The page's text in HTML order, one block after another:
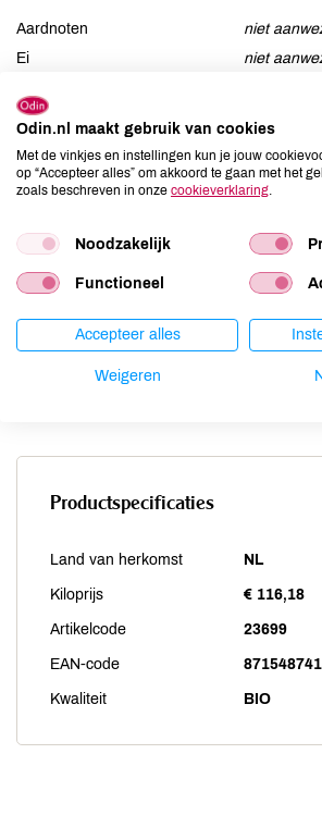
Aardnoten
niet
Ei
niet
Lactose
Lupine
niet
Mosterd
niet
Schaaldieren
niet
Selderij
niet
Sesam
niet
Soja
niet
Vis
niet
Weekdieren
niet
Productspecificaties
Land van herkomst NL
Kiloprijs € 116,18
Artikelcode 23699
EAN-code
Kwaliteit BIO
Odin.nl maakt gebruik van cookies
Met de vinkjes en instellingen kun je jouw
op “Accepteer alles” om akkoord te gaan met het
zoals beschreven in onze cookieverklaring.
Noodzakelijk
Functioneel
Accepteer alles
Weigeren